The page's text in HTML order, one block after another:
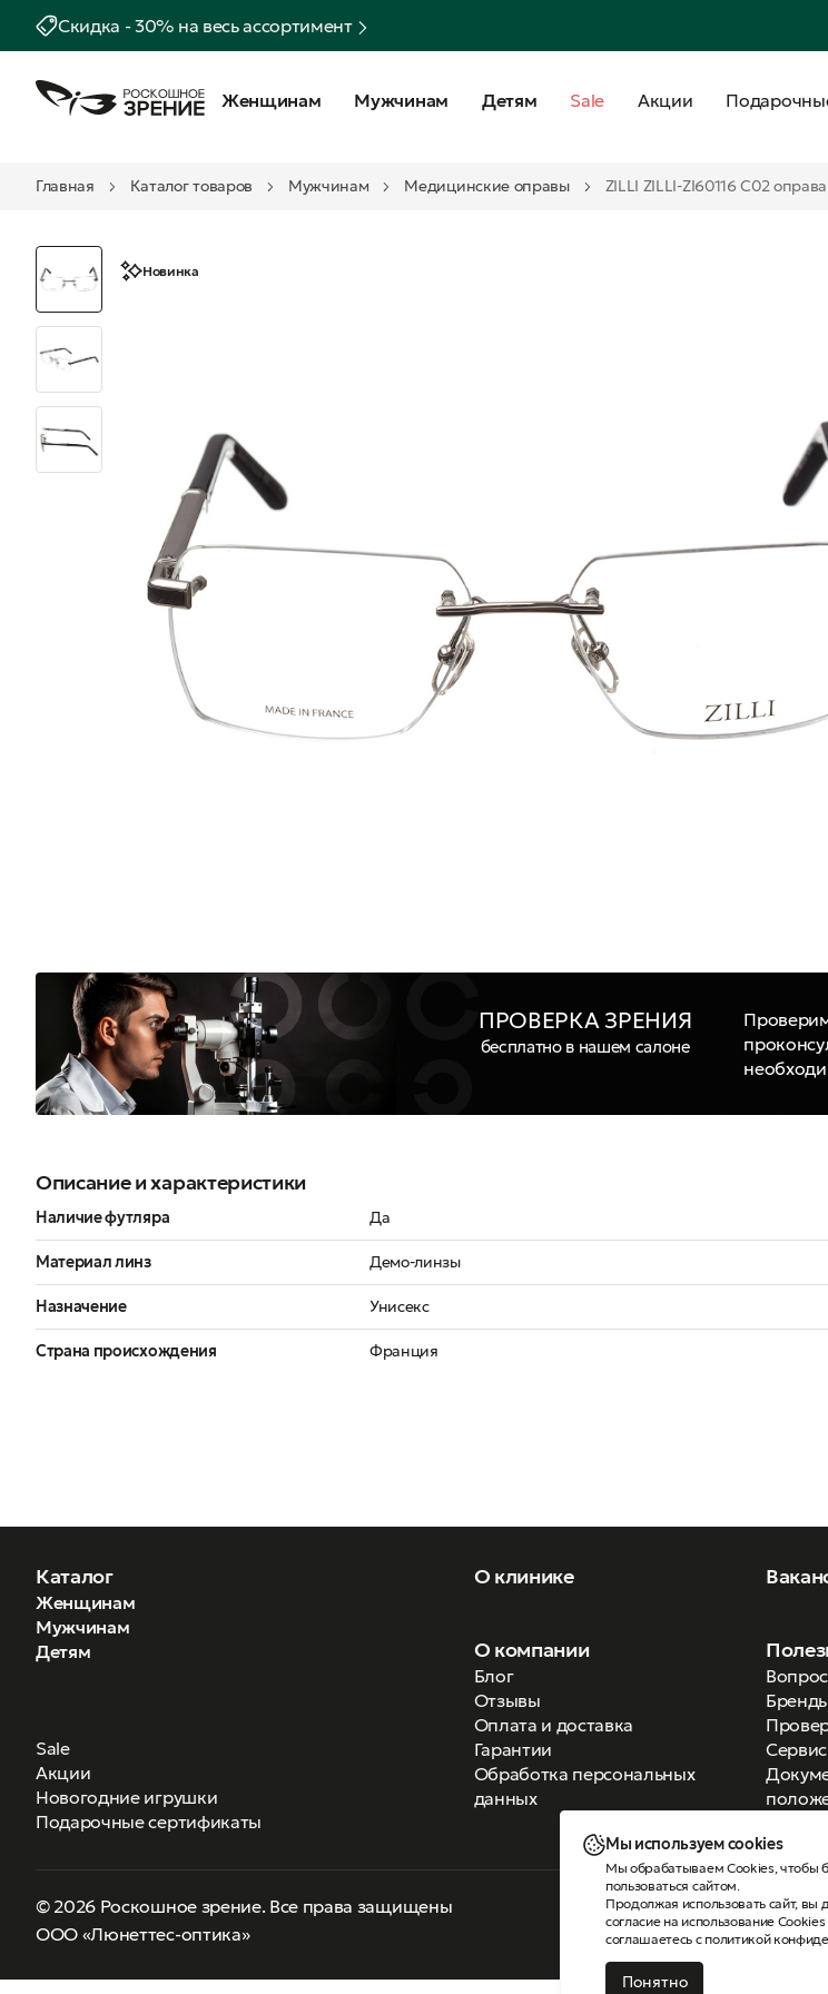
Скидка - 30% на весь ассортимент
Женщинам Мужчинам Детям Sale Акции
Главная Каталог товаров Мужчинам Медицинские оправы ZILLI ZILLI-ZI60116 C02 оправа
Новинка
ПРОВЕРКА ЗРЕНИЯ
бесплатно в нашем салоне
Описание и характеристики
Наличие футляра Да
Материал линз Демо-линзы
Назначение Унисекс
Страна происхождения Франция
Каталог
Женщинам
Мужчинам
Детям
Sale
Акции
Новогодние игрушки
Подарочные сертификаты
О клинике
О компании
Блог
Отзывы
Оплата и доставка
Гарантии
Обработка персональных
данных
Сервис
© 2026 Роскошное зрение. Все права защищены
ООО «Люнеттес-оптика»
Версия для
Мы используем cookies
Мы обрабатываем Cookies, чтобы
пользоваться сайтом.
Продолжая использовать сайт, вы
согласие на использование Cookies
соглашаетесь с политикой
Понятно